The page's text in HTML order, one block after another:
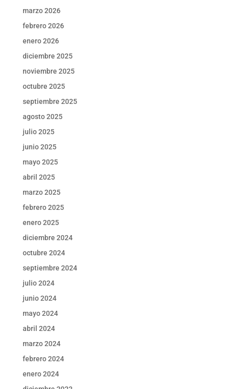
marzo 2026
febrero 2026
enero 2026
diciembre 2025
noviembre 2025
octubre 2025
septiembre 2025
agosto 2025
julio 2025
junio 2025
mayo 2025
abril 2025
marzo 2025
febrero 2025
enero 2025
diciembre 2024
octubre 2024
septiembre 2024
julio 2024
junio 2024
mayo 2024
abril 2024
marzo 2024
febrero 2024
enero 2024